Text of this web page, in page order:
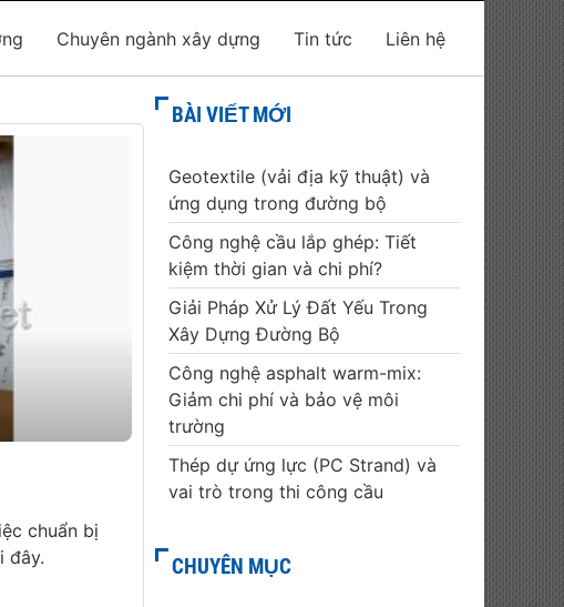
Chuyên ngành xây dựng Tin tức Liên hệ
chuẩn bị
đây.
BÀI VIẾT MỚI
Geotextile (vải địa kỹ thuật) và
ứng dụng trong đường bộ
Công nghệ cầu lắp ghép: Tiết
kiệm thời gian và chi phí?
Giải Pháp Xử Lý Đất Yếu Trong
Xây Dựng Đường Bộ
Công nghệ asphalt warm-mix:
Giảm chi phí và bảo vệ môi
trường
Thép dự ứng lực (PC Strand) và
vai trò trong thi công cầu
CHUYÊN MỤC